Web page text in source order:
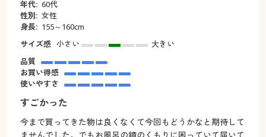
年代: 60代
性別: 女性
身長: 155～160cm
サイズ感 小さい
大きい
品質
お買い得感
使いやすさ
すごかった
今まで買ってきた物は良くなくて今回もどうかなと期待して